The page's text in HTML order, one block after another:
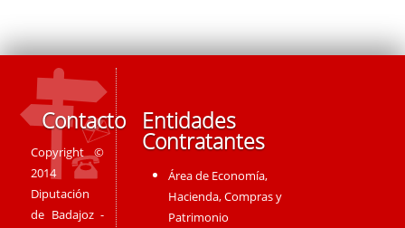
Contacto
Copyright ©
2014
Diputación
de Badajoz -
Entidades
Contratantes
Área de Economía,
Hacienda, Compras y
Patrimonio